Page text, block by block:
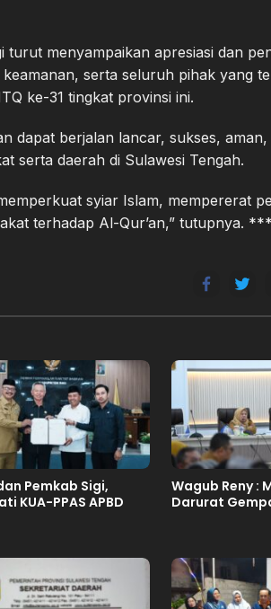
turut menyampaikan apresiasi dan
serta seluruh pihak yang
ke-31 tingkat provinsi ini.
dapat berjalan lancar, sukses, aman,
serta daerah di Sulawesi Tengah.
syiar Islam, mempererat
terhadap Al-Qur’an,” tutupnya. ***
Pemkab Sigi,
KUA-PPAS APBD
Wagub Reny :
Darurat